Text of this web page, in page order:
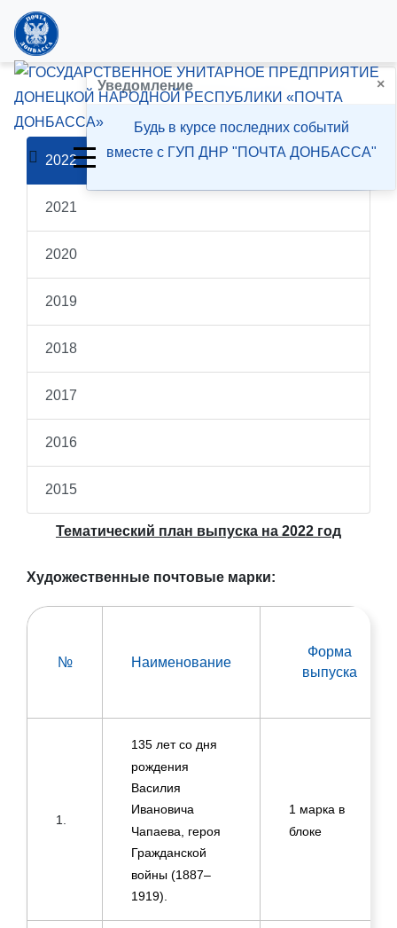
План эмиссии
2022
2021
2020
2019
2018
2017
2016
2015
Тематический план выпуска на 2022 год
Художественные почтовые марки:
№ Наименование
Форма
выпуска
1.
135 лет со дня
рождения
Василия
Ивановича
Чапаева, героя
Гражданской
войны (1887–
1919).
1 марка в
блоке
Уведомление ×
Будь в курсе последних событий
вместе с ГУП ДНР "ПОЧТА ДОНБАССА"